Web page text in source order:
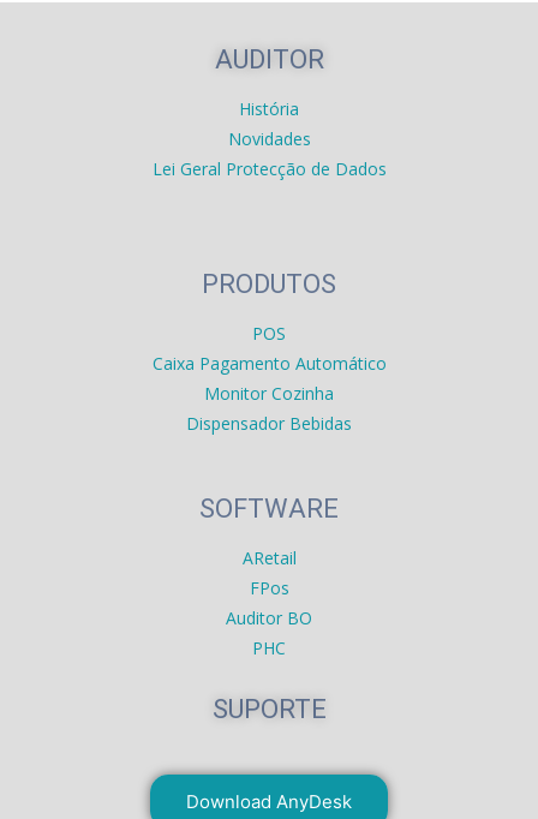
AUDITOR
História
Novidades
Lei Geral Protecção de Dados
PRODUTOS
POS
Caixa Pagamento Automático
Monitor Cozinha
Dispensador Bebidas
SOFTWARE
ARetail
FPos
Auditor BO
PHC
SUPORTE
Download AnyDesk